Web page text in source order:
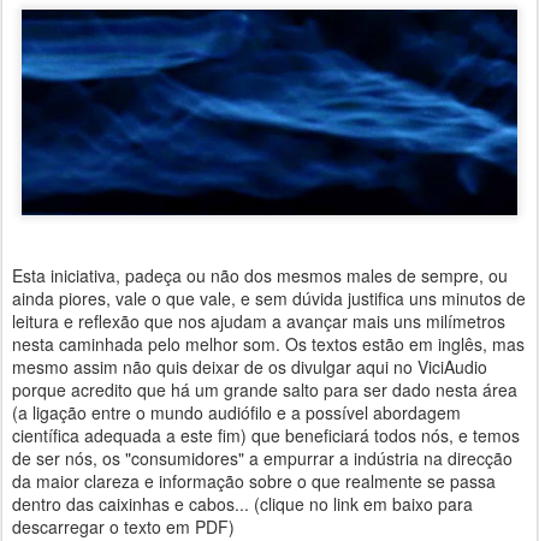
Esta iniciativa, padeça ou não dos mesmos males de sempre, ou
ainda piores, vale o que vale, e sem dúvida justifica uns minutos de
leitura e reflexão que nos ajudam a avançar mais uns milímetros
nesta caminhada pelo melhor som. Os textos estão em inglês, mas
mesmo assim não quis deixar de os divulgar aqui no ViciAudio
porque acredito que há um grande salto para ser dado nesta área
(a ligação entre o mundo audiófilo e a possível abordagem
científica adequada a este fim) que beneficiará todos nós, e temos
de ser nós, os "consumidores" a empurrar a indústria na direcção
da maior clareza e informação sobre o que realmente se passa
dentro das caixinhas e cabos... (clique no link em baixo para
descarregar o texto em PDF)